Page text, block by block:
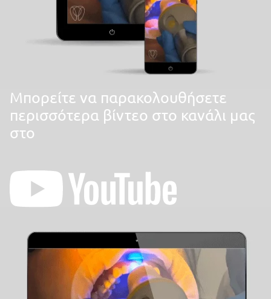
Mπορείτε να παρακολουθήσετε
περισσότερα βίντεο στο κανάλι μας
στο